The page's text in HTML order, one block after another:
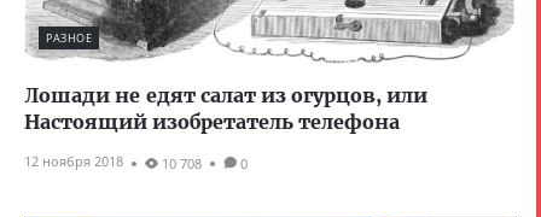
РАЗНОЕ
Лошади не едят салат из огурцов, или
Настоящий изобретатель телефона
12 ноября 2018 10 708 0